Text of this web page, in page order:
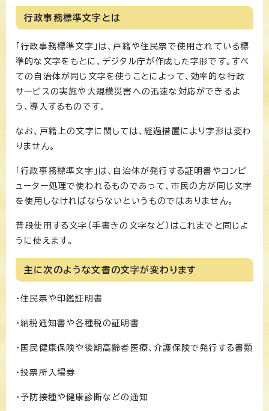
行政事務標準文字とは
「行政事務標準文字」は、戸籍や住民票で使用されている標
準的な文字をもとに、デジタル庁が作成した字形です。すべ
ての自治体が同じ文字を使うことによって、効率的な行政
サービスの実施や大規模災害への迅速な対応ができるよ
う、導入するものです。
なお、戸籍上の文字に関しては、経過措置により字形は変わ
りません。
「行政事務標準文字」は、自治体が発行する証明書やコンピ
ューター処理で使われるものであって、市民の方が同じ文字
を使用しなければならないというものではありません。
普段使用する文字（手書きの文字など）はこれまでと同じよ
うに使えます。
主に次のような文書の文字が変わります
・住民票や印鑑証明書
・納税通知書や各種税の証明書
・国民健康保険や後期高齢者医療、介護保険で発行する書類
・投票所入場券
・予防接種や健康診断などの通知